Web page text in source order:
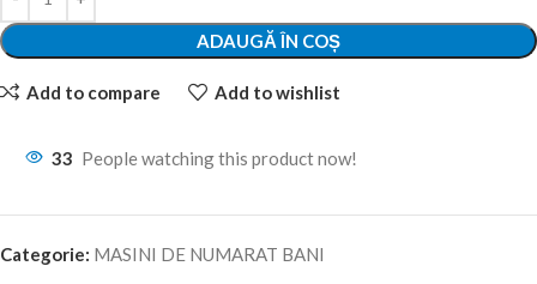
ADAUGĂ ÎN COȘ
Add to compare Add to wishlist
33 People watching this product now!
Categorie: MASINI DE NUMARAT BANI